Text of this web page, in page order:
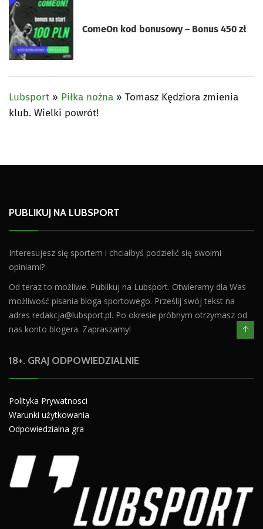
ComeOn kod bonusowy – Bonus 450 zł
Lubsport » Piłka nożna » Tomasz Kędziora zmienia
klub. Wielki powrót!
PUBLIKUJ NA LUBSPORT
Interesujesz się sportem i chciałbyś podzielić się swoimi
opiniami?
Od teraz to możliwe. Publikuj na Lubsport. Otwieramy dla Was
możliwość pisania bloga sportowego. Prześlij swój tekst na
adres redakcja@lubsport.pl. Po okresie próbnym otrzymasz od
nas konto blogera. Zapraszamy!
18+. GRAJ ODPOWIEDZIALNIE
Polityka Prywatnosci
Warunki użytkowania
Odpowiedzialna gra